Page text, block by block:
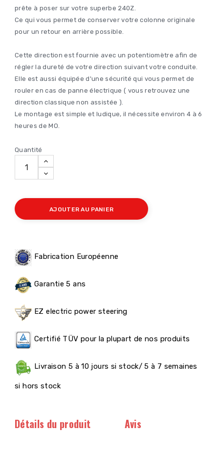
prête à poser sur votre superbe 240Z.
Ce qui vous permet de conserver votre colonne originale
pour un retour en arrière possible.
Cette direction est fournie avec un potentiomètre afin de
régler la dureté de votre direction suivant votre conduite.
Elle est aussi équipée d'une sécurité qui vous permet de
rouler en cas de panne électrique ( vous retrouvez une
direction classique non assistée ).
Le montage est simple et ludique, il nécessite environ 4 à 6
heures de MO.
Quantité
AJOUTER AU PANIER
Fabrication Européenne
Garantie 5 ans
EZ electric power steering
Certifié TÜV pour la plupart de nos produits
Livraison 5 à 10 jours si stock/ 5 à 7 semaines
si hors stock
Détails du produit Avis